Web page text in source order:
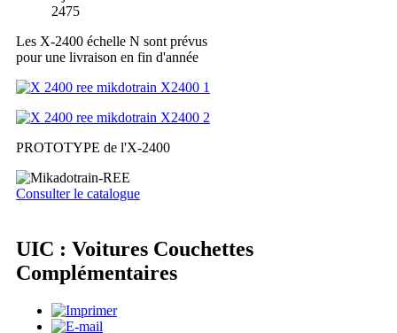
2475
Les X-2400 échelle N sont prévus
pour une livraison en fin d'année
PROTOTYPE de l'X-2400
Consulter le catalogue
UIC : Voitures Couchettes
Complémentaires